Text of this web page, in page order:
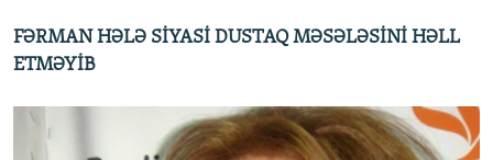
FƏRMAN HƏLƏ SİYASİ DUSTAQ MƏSƏLƏSİNİ HƏLL
ETMƏYİB